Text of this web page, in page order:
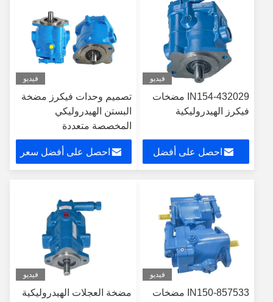
فيديو
432029-IN154 مضخات
فيكرز الهيدروليكية
احصل على أفضل
فيديو
تصميم وحدات فيكرز مضخة
البستن الهيدروليكي
المخصصة متعددة
الاستخدامات مضخات
احصل على أفضل سعر
فيديو
857533-IN150 مضخات
فيديو
مضخة العجلات الهيدروليكية